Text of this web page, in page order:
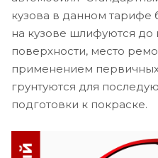
кузова в данном тарифе
на кузове шлифуются до
поверхности, место
применением первичных
грунтуются для
подготовки к покраске.